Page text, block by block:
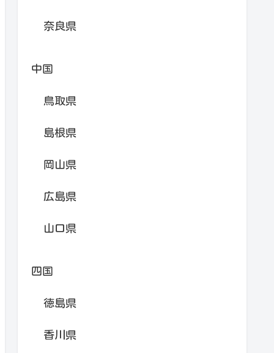
奈良県
中国
鳥取県
島根県
岡山県
広島県
山口県
四国
徳島県
香川県